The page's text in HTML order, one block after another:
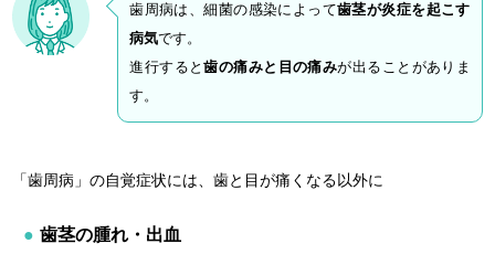
歯周病は、細菌の感染によって歯茎が炎症を起こす
病気です。
進行すると歯の痛みと目の痛みが出ることがありま
す。
「歯周病」の自覚症状には、歯と目が痛くなる以外に
歯茎の腫れ・出血